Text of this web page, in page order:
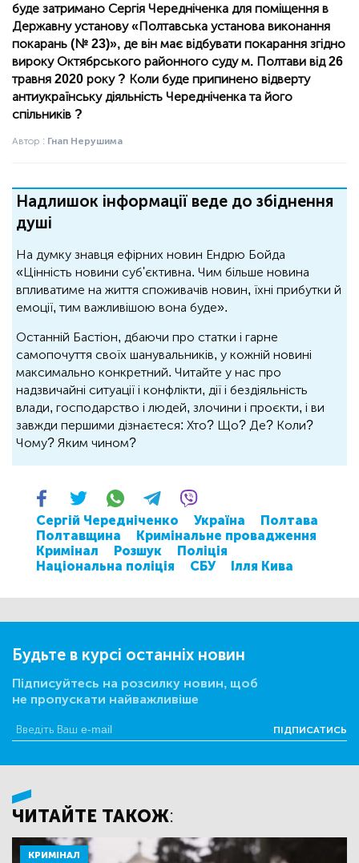
буде затримано Сергія Чередніченка для поміщення в
Державну установу «Полтавська установа виконання
покарань (№ 23)», де він має відбувати покарання згідно
вироку Октябрського районного суду м. Полтави від 26
травня 2020 року ? Коли буде припинено відверту
антиукраїнську діяльність Чередніченка та його
спільників ?
Автор : Гнап Нерушима
Надлишок інформації веде до збіднення
душі
На думку знавця ефірних новин Ендрю Бойда
«Цінність новини суб'єктивна. Чим більше новина
впливатиме на життя споживачів новин, їхні прибутки й
емоції, тим важливішою вона буде».
Останній Бастіон, дбаючи про статки і гарне
самопочуття своїх шанувальників, у кожній новині
максимально конкретний. Читайте у нас про
надзвичайні ситуації і конфлікти, дії і бездіяльність
влади, господарство і людей, злочини і проєкти, і ви
завжди першими дізнаєтеся: Хто? Що? Де? Коли?
Чому? Яким чином?
Сергій Чередніченко Україна
Полтава
Полтавщина
Кримінальне провадження
Кримінал
Розшук
Поліція
Національна поліція
СБУ Ілля Кива
Будьте в курсі останніх новин
Підписуйтесь на розсилку новин, щоб
не пропускати найважливіше
ПІДПИСАТИСЬ
ЧИТАЙТЕ ТАКОЖ:
КРИМІНАЛ